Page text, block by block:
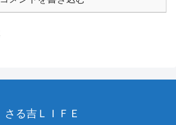
さる吉ＬＩＦＥ